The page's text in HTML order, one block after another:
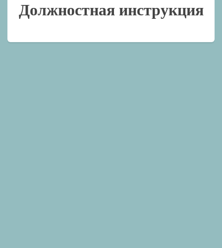
Должностная инструкция